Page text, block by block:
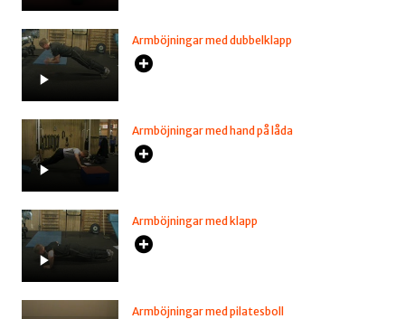
Armböjningar med dubbelklapp
Armböjningar med hand på låda
Armböjningar med klapp
Armböjningar med pilatesboll